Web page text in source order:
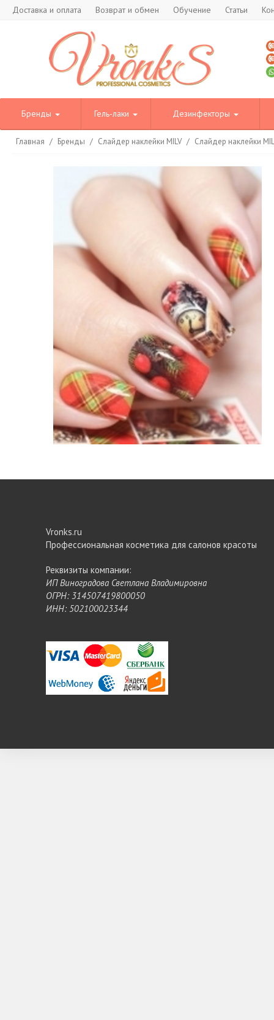
Доставка и оплата Возврат и обмен Обучение Статьи
Бренды Гель-лаки Дезинфекторы
Главная / Бренды / Слайдер наклейки MILV / Слайдер наклейки
Vronks.ru
Профессиональная косметика для салонов красоты
Реквизиты компании:
ИП Виноградова Светлана Владимировна
ОГРН: 314507419800050
ИНН: 502100023344